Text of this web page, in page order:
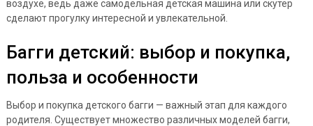
воздухе, ведь даже самодельная детская машина или скутер
сделают прогулку интересной и увлекательной.
Багги детский: выбор и покупка,
польза и особенности
Выбор и покупка детского багги — важный этап для каждого
родителя. Существует множество различных моделей багги,